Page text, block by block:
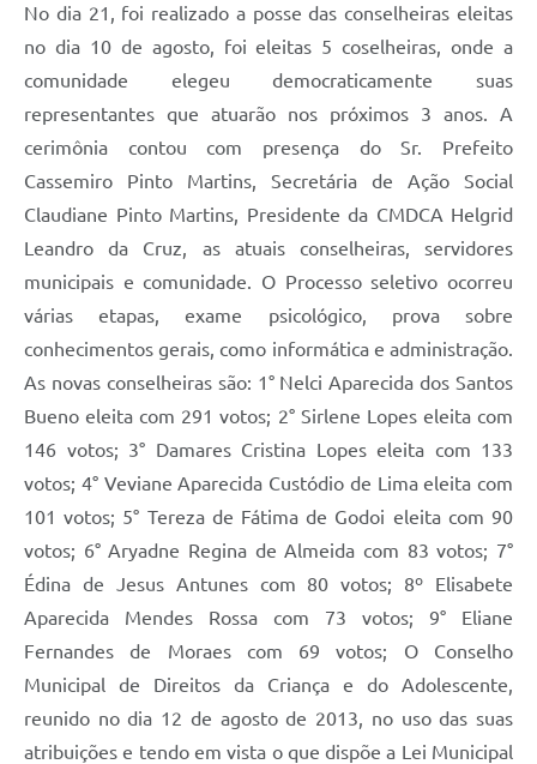
No dia 21, foi realizado a posse das conselheiras eleitas
no dia 10 de agosto, foi eleitas 5 coselheiras, onde a
comunidade elegeu democraticamente suas
representantes que atuarão nos próximos 3 anos. A
cerimônia contou com presença do Sr. Prefeito
Cassemiro Pinto Martins, Secretária de Ação Social
Claudiane Pinto Martins, Presidente da CMDCA Helgrid
Leandro da Cruz, as atuais conselheiras, servidores
municipais e comunidade. O Processo seletivo ocorreu
várias etapas, exame psicológico, prova sobre
conhecimentos gerais, como informática e administração.
As novas conselheiras são: 1° Nelci Aparecida dos Santos
Bueno eleita com 291 votos; 2° Sirlene Lopes eleita com
146 votos; 3° Damares Cristina Lopes eleita com 133
votos; 4° Veviane Aparecida Custódio de Lima eleita com
101 votos; 5° Tereza de Fátima de Godoi eleita com 90
votos; 6° Aryadne Regina de Almeida com 83 votos; 7°
Édina de Jesus Antunes com 80 votos; 8º Elisabete
Aparecida Mendes Rossa com 73 votos; 9° Eliane
Fernandes de Moraes com 69 votos; O Conselho
Municipal de Direitos da Criança e do Adolescente,
reunido no dia 12 de agosto de 2013, no uso das suas
atribuições e tendo em vista o que dispõe a Lei Municipal